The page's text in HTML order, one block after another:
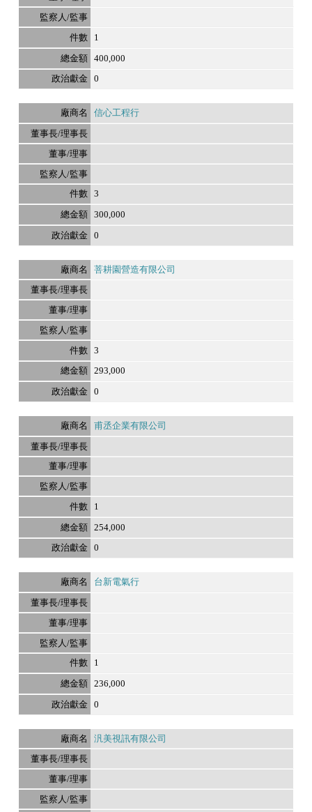
1
400,000
0
信心工程行
3
300,000
0
菩耕園營造有限公司
3
293,000
0
甫丞企業有限公司
1
254,000
0
台新電氣行
1
236,000
0
汎美視訊有限公司